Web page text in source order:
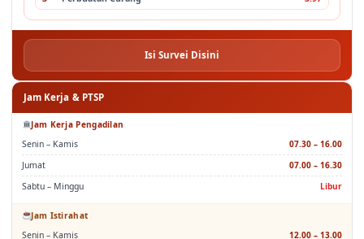
Jam Kerja & PTSP
Jam Kerja Pengadilan
Senin – Kamis
Jumat
07.00 – 16.30
Sabtu – Minggu
Libur
Senin – Kamis